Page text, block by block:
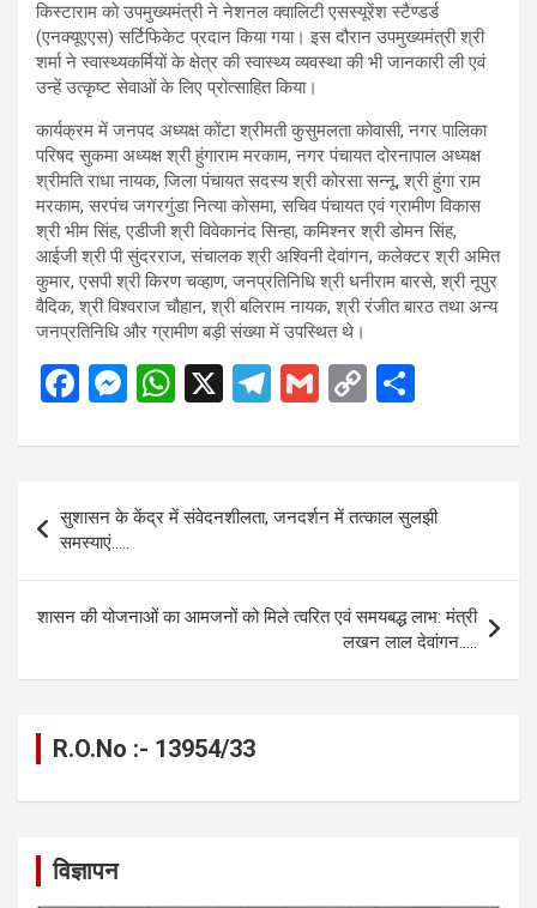
किस्टाराम को उपमुख्यमंत्री ने नेशनल क्वालिटी एसस्यूरेंश स्टैण्डर्ड
(एनक्यूएएस) सर्टिफिकेट प्रदान किया गया। इस दौरान उपमुख्यमंत्री श्री
शर्मा ने स्वास्थ्यकर्मियों के क्षेत्र की स्वास्थ्य व्यवस्था की भी जानकारी ली एवं
उन्हें उत्कृष्ट सेवाओं के लिए प्रोत्साहित किया।
कार्यक्रम में जनपद अध्यक्ष कोंटा श्रीमती कुसुमलता कोवासी, नगर पालिका
परिषद सुकमा अध्यक्ष श्री हुंगाराम मरकाम, नगर पंचायत दोरनापाल अध्यक्ष
श्रीमति राधा नायक, जिला पंचायत सदस्य श्री कोरसा सन्नू, श्री हुंगा राम
मरकाम, सरपंच जगरगुंडा नित्या कोसमा, सचिव पंचायत एवं ग्रामीण विकास
श्री भीम सिंह, एडीजी श्री विवेकानंद सिन्हा, कमिश्नर श्री डोमन सिंह,
आईजी श्री पी सुंदरराज, संचालक श्री अश्विनी देवांगन, कलेक्टर श्री अमित
कुमार, एसपी श्री किरण चव्हाण, जनप्रतिनिधि श्री धनीराम बारसे, श्री नूपुर
वैदिक, श्री विश्वराज चौहान, श्री बलिराम नायक, श्री रंजीत बारठ तथा अन्य
जनप्रतिनिधि और ग्रामीण बड़ी संख्या में उपस्थित थे।
F
ce
o
o
k
M
se
n
g
er
W
at
s
A
p
p
X
T
e
a
m
G
ail
C
py
n
k
ar
e
navigation
सुशासन के केंद्र में संवेदनशीलता, जनदर्शन में तत्काल सुलझी
समस्याएं…..
शासन की योजनाओं का आमजनों को मिले त्वरित एवं समयबद्ध लाभ: मंत्री
लखन लाल देवांगन…..
R.O.No :- 13954/33
विज्ञापन